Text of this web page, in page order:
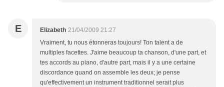
E Elizabeth 21/04/2009 21:27
Vraiment, tu nous étonneras toujours! Ton talent a de
multiples facettes. J'aime beaucoup ta chanson, d'une part, et
tes accords au piano, d'autre part, mais il y a une certaine
discordance quand on assemble les deux; je pense
qu'effectivement un instrument traditionnel serait plus